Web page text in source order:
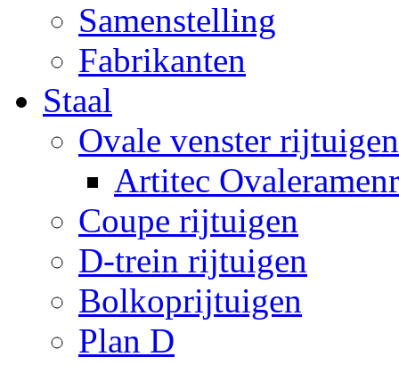
Samenstelling
Fabrikanten
Staal
Ovale venster rijtuigen
Artitec
Coupe rijtuigen
D-trein rijtuigen
Bolkoprijtuigen
Plan D